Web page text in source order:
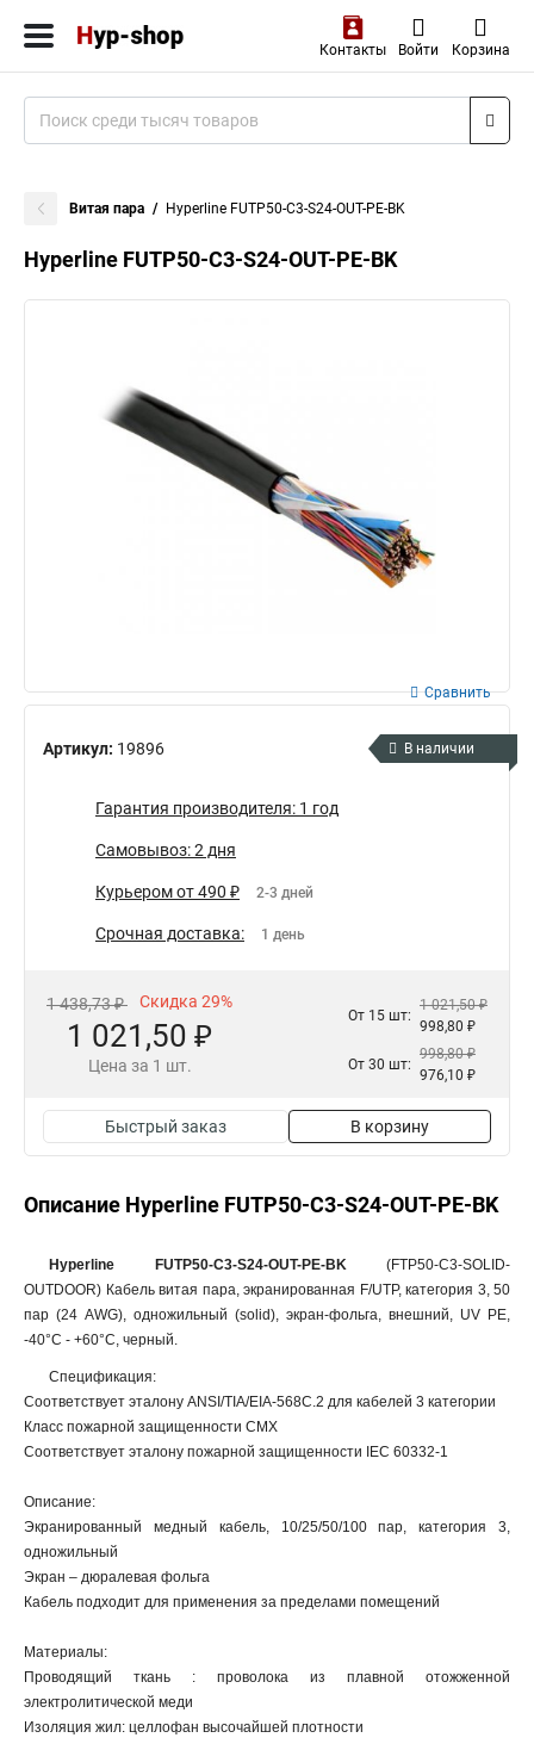
Контакты Войти Корзина
Витая пара Hyperline FUTP50-C3-S24-OUT-PE-BK
Hyperline FUTP50-C3-S24-OUT-PE-BK
Артикул: 19896
Сравнить
В наличии
Гарантия производителя: 1 год
Самовывоз: 2 дня
Курьером от 490 ₽ 2-3 дней
Срочная доставка: 1 день
1 438,73 ₽ Скидка 29%
1 021,50 ₽
Цена за 1 шт.
От 15 шт:
1 021,50 ₽
998,80 ₽
От 30 шт:
998,80 ₽
976,10 ₽
Быстрый заказ В корзину
Описание Hyperline FUTP50-C3-S24-OUT-PE-BK
Hyperline FUTP50-C3-S24-OUT-PE-BK(FTP50-C3-SOLID-
OUTDOOR) Кабель витая пара, экранированная F/UTP, категория 3, 50
пар (24 AWG), одножильный (solid), экран-фольга, внешний, UV PE,
-40°C - +60°C, черный.
Спецификация:
Соответствует эталону ANSI/TIA/EIA-568С.2 для кабелей 3 категории
Класс пожарной защищенности СМX
Соответствует эталону пожарной защищенности IEC 60332-1
Описание:
Экранированный медный кабель, 10/25/50/100 пар, категория 3,
одножильный
Экран – дюралевая фольга
Кабель подходит для применения за пределами помещений
Материалы:
Проводящий ткань : проволока из плавной отожженной
электролитической меди
Изоляция жил: целлофан высочайшей плотности